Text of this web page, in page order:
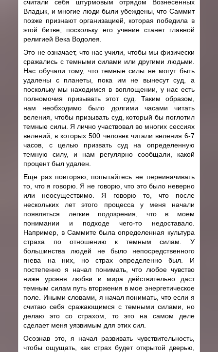
считали себя штурмовым отрядом Вознесенных
Владык, и многие люди были убеждены, что Саммит
позже признают организацией, которая победила в
этой битве, поскольку его учение станет главной
религией Века Водолея.
Это не означает, что нас учили, чтобы мы физически
сражались с темными силами или другими людьми.
Нас обучали тому, что темные силы не могут быть
удалены с планеты, пока им не вынесут суд, а
поскольку мы находимся в воплощении, у нас есть
полномочия призывать этот суд. Таким образом,
нам необходимо было долгими часами читать
веления, чтобы призывать суд, который бы поглотил
темные силы. Я лично участвовал во многих сессиях
велений, в которых 500 человек читали веления 6-7
часов, с целью призвать суд на определенную
темную силу, и нам регулярно сообщали, какой
процент был удален.
Еще раз повторяю, попытайтесь не переиначивать
то, что я говорю. Я не говорю, что это было неверно
или неосуществимо. Я говорю то, что после
нескольких лет этого процесса у меня начали
появляться легкие подозрения, что в моем
понимании и подходе чего-то недоставало.
Например, в Саммите была определенная культура
страха по отношению к темным силам. У
большинства людей не было непосредственного
гнева на них, но страх определенно был. И
постепенно я начал понимать, что любое чувство
ниже уровня любви и мира действительно даст
темным силам путь вторжения в мое энергетическое
поле. Иными словами, я начал понимать, что если я
считаю себя сражающимся с темными силами, но
делаю это со страхом, то это на самом деле
сделает меня уязвимым для этих сил.
Осознав это, я начал развивать чувствительность,
чтобы ощущать, как страх будет открытой дверью,